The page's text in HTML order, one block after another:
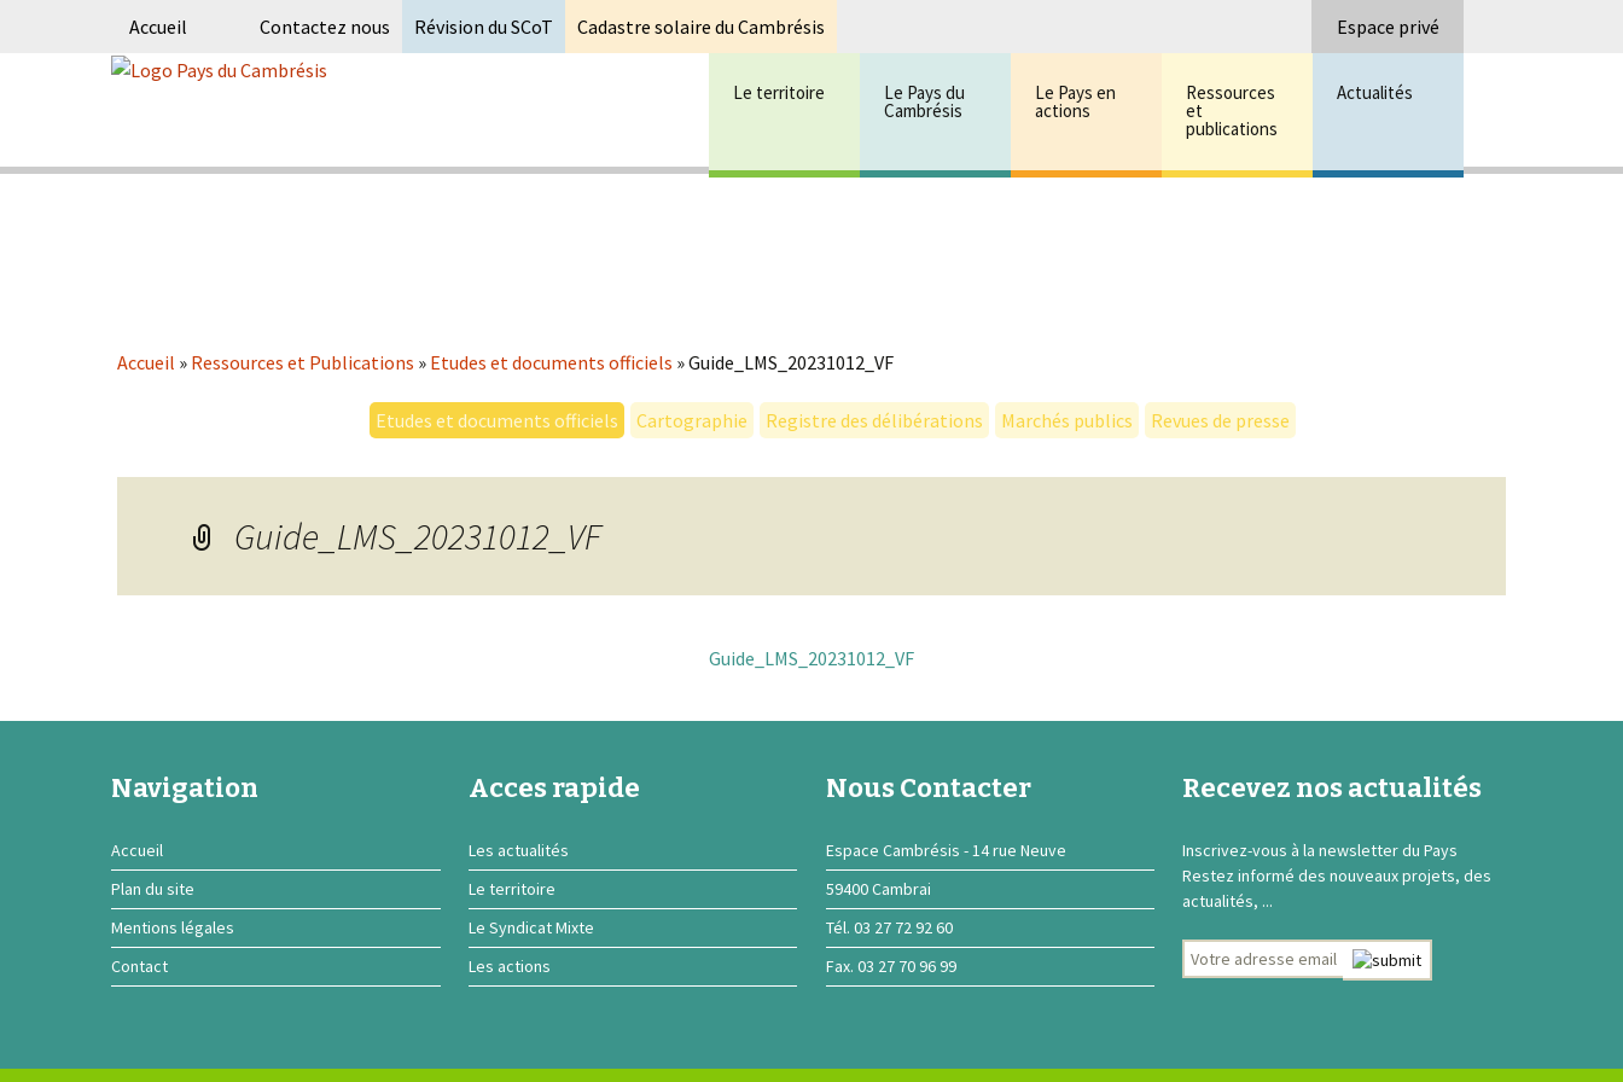
Accueil Contactez nous Révision du SCoT Cadastre solaire du Cambrésis Espace privé
Le territoire Le Pays du
Cambrésis
Le Pays en
actions
Ressources
et
publications
Actualités
Accueil » Ressources et Publications » Etudes et documents officiels »Guide_LMS_20231012_VF
Etudes et documents officiels Cartographie Registre des délibérations Marchés publics Revues de presse
Guide_LMS_20231012_VF
Guide_LMS_20231012_VF
Navigation
Accueil
Plan du site
Mentions légales
Contact
Acces rapide
Les actualités
Le territoire
Le Syndicat Mixte
Les actions
Nous Contacter
Espace Cambrésis - 14 rue Neuve
59400 Cambrai
Tél. 03 27 72 92 60
Fax. 03 27 70 96 99
Recevez nos actualités
Inscrivez-vous à la newsletter du Pays
Restez informé des nouveaux projets, des
actualités, ...